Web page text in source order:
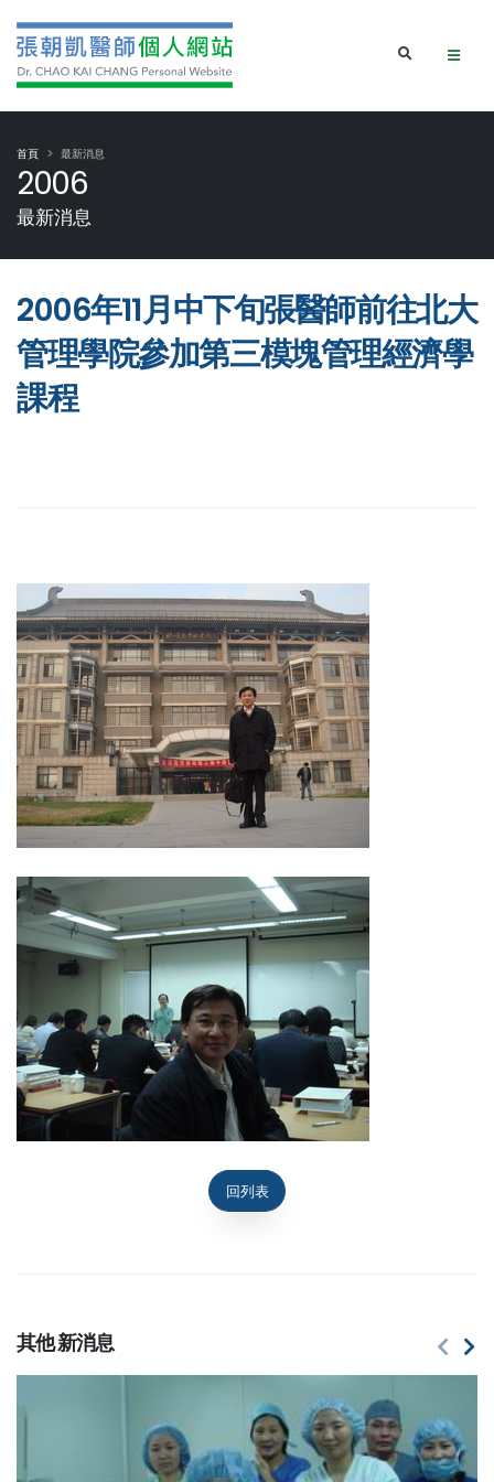
2006
最新消息
首頁 最新消息
2006年11月中下旬張醫師前往北大
管理學院參加第三模塊管理經濟學
課程
回列表
其他新消息